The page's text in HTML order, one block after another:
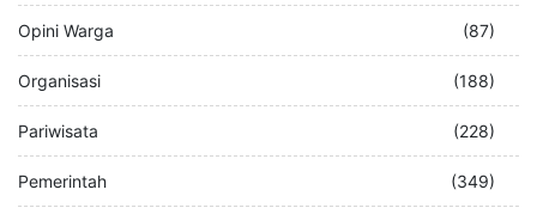
Opini Warga (87)
Organisasi (188)
Pariwisata (228)
Pemerintah (349)